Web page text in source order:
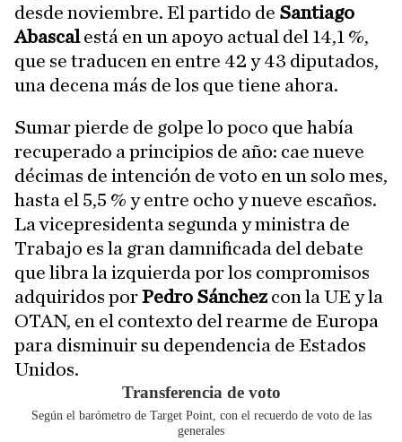
desde noviembre. El partido de Santiago
Abascalestá en un apoyo actual del 14,1 %,
que se traducen en entre 42 y 43 diputados,
una decena más de los que tiene ahora.
Sumar pierde de golpe lo poco que había
recuperado a principios de año: cae nueve
décimas de intención de voto en un solo mes,
hasta el 5,5 % y entre ocho y nueve escaños.
La vicepresidenta segunda y ministra de
Trabajo es la gran damnificada del debate
que libra la izquierda por los compromisos
adquiridos porPedro Sánchezcon la UE y la
OTAN, en el contexto del rearme de Europa
para disminuir su dependencia de Estados
Unidos.